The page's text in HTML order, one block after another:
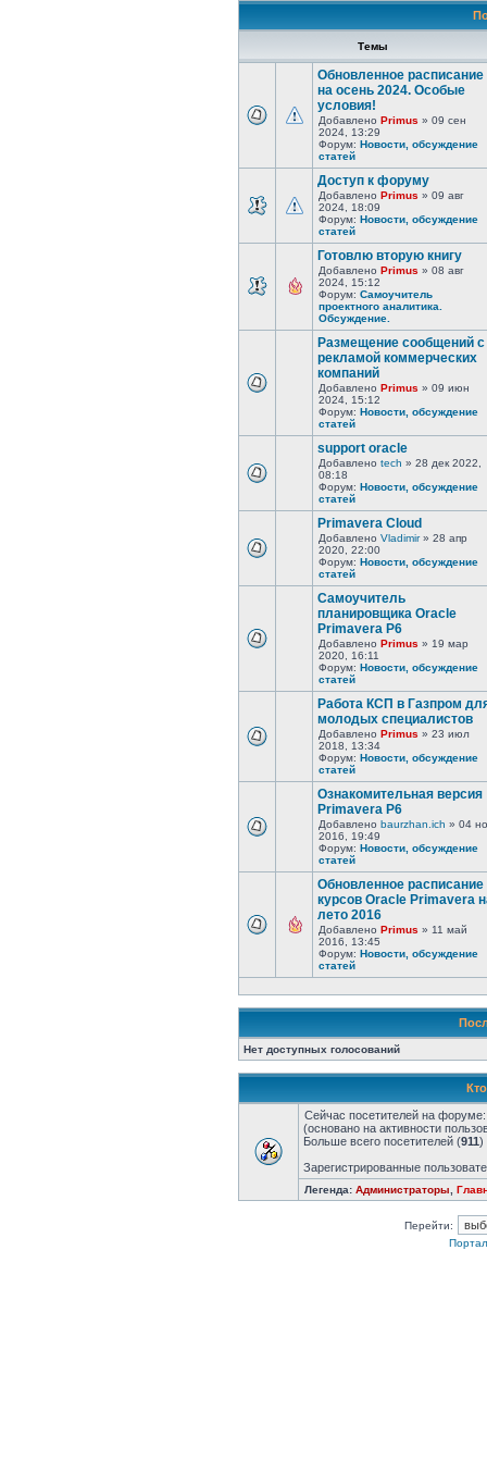
Темы
Обновленное расписание
на осень 2024. Особые
условия!
Добавлено Primus » 09 сен
2024, 13:29
Форум: Новости, обсуждение
статей
Доступ к форуму
Добавлено Primus » 09 авг
2024, 18:09
Форум: Новости, обсуждение
статей
Готовлю вторую книгу
Добавлено Primus » 08 авг
2024, 15:12
Форум: Самоучитель
проектного аналитика.
Обсуждение.
Размещение сообщений с
рекламой коммерческих
компаний
Добавлено Primus » 09 июн
2024, 15:12
Форум: Новости, обсуждение
статей
support oracle
Добавлено tech » 28 дек 2022,
08:18
Форум: Новости, обсуждение
статей
Primavera Cloud
Добавлено Vladimir» 28 апр
2020, 22:00
Форум: Новости, обсуждение
статей
Самоучитель
планировщика Oracle
Primavera P6
Добавлено Primus » 19 мар
2020, 16:11
Форум: Новости, обсуждение
статей
Работа КСП в Газпром
молодых специалистов
Добавлено Primus » 23 июл
2018, 13:34
Форум: Новости, обсуждение
статей
Ознакомительная версия
Primavera P6
Добавлено baurzhan.ich » 04
2016, 19:49
Форум: Новости, обсуждение
статей
Обновленное расписание
курсов Oracle Primavera
лето 2016
Добавлено Primus » 11 май
2016, 13:45
Форум: Новости, обсуждение
статей
Нет доступных голосований
Сейчас посетителей на
(основано на активности
Больше всего посетителей (911)
Зарегистрированные
Легенда: Администраторы
Перейти: